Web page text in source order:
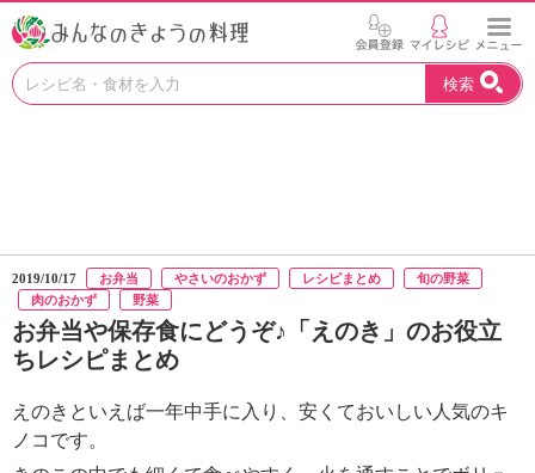
お
つ
よ
N
検索
2019/10/17 お弁当 やさいのおかず レシピまとめ
旬の野菜
肉のおかず
野菜
お弁当や保存食にどうぞ♪「えのき」のお役立
ちレシピまとめ
えのきといえば一年中手に入り、安くておいしい人気のキ
ノコです。